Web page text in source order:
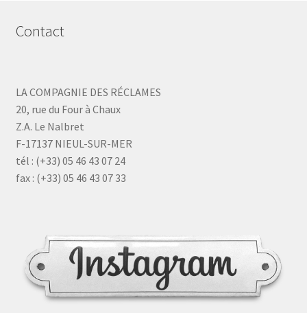
Contact
LA COMPAGNIE DES RÉCLAMES
20, rue du Four à Chaux
Z.A. Le Nalbret
F-17137 NIEUL-SUR-MER
tél : (+33) 05 46 43 07 24
fax : (+33) 05 46 43 07 33